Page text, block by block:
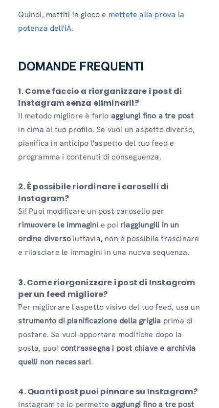
Quindi, mettiti in gioco e mettete alla prova la
potenza dell'IA.
DOMANDE FREQUENTI
1. Come faccio a riorganizzare i post di
Instagram senza eliminarli?
Il metodo migliore è farlo aggiungi fino a tre post
in cima al tuo profilo. Se vuoi un aspetto diverso,
pianifica in anticipo l'aspetto del tuo feed e
programma i contenuti di conseguenza.
2. È possibile riordinare i caroselli di
Instagram?
Sì! Puoi modificare un post carosello per
rimuovere le immagini e poi riaggiungili in un
ordine diversoTuttavia, non è possibile trascinare
e rilasciare le immagini in una nuova sequenza.
3. Come riorganizzare i post di Instagram
per un feed migliore?
Per migliorare l'aspetto visivo del tuo feed, usa un
strumento di pianificazione della griglia prima di
postare. Se vuoi apportare modifiche dopo la
posta, puoi contrassegna i post chiave e archivia
quelli non necessari.
4. Quanti post puoi pinnare su Instagram?
Instagram te lo permetteaggiungi fino a tre post